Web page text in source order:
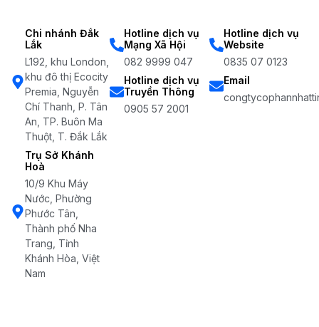
Chi nhánh Đắk
Lắk
L192, khu London,
khu đô thị Ecocity
Premia, Nguyễn
Chí Thanh, P. Tân
An, TP. Buôn Ma
Thuột, T. Đắk Lắk
Trụ Sở Khánh
Hoà
10/9 Khu Máy
Nước, Phường
Phước Tân,
Thành phố Nha
Trang, Tỉnh
Khánh Hòa, Việt
Nam
Hotline dịch vụ
Mạng Xã Hội
082 9999 047
Hotline dịch vụ
Truyền Thông
0905 57 2001
Hotline dịch vụ
Website
0835 07 0123
Email